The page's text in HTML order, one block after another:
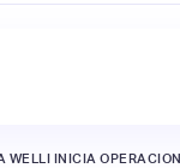
WELLI INICIA